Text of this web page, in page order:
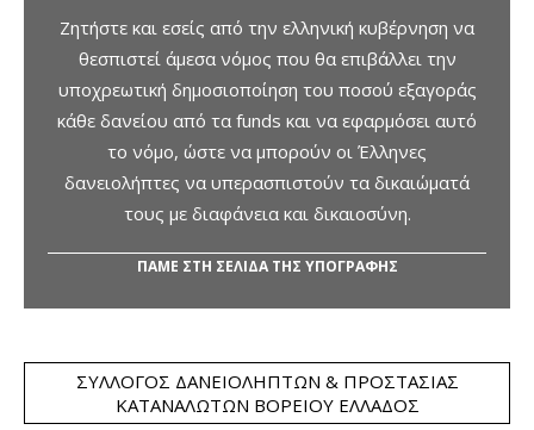
Ζητήστε και εσείς από την ελληνική κυβέρνηση να
θεσπιστεί άμεσα νόμος που θα επιβάλλει την
υποχρεωτική δημοσιοποίηση του ποσού εξαγοράς
κάθε δανείου από τα funds και να εφαρμόσει αυτό
το νόμο, ώστε να μπορούν οι Έλληνες
δανειολήπτες να υπερασπιστούν τα δικαιώματά
τους με διαφάνεια και δικαιοσύνη.
ΠΑΜΕ ΣΤΗ ΣΕΛΙΔΑ ΤΗΣ ΥΠΟΓΡΑΦΗΣ
ΣΎΛΛΟΓΟΣ ΔΑΝΕΙΟΛΗΠΤΏΝ & ΠΡΟΣΤΑΣΊΑΣ
ΚΑΤΑΝΑΛΩΤΏΝ ΒΟΡΕΊΟΥ ΕΛΛΆΔΟΣ